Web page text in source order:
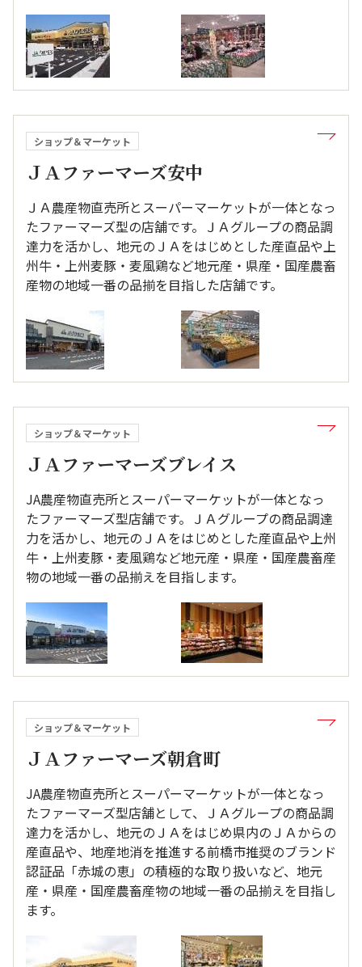
ショップ＆マーケット
ＪＡファーマーズ安中
ＪＡ農産物直売所とスーパーマーケットが一体となっ
たファーマーズ型の店舗です。ＪＡグループの商品調
達力を活かし、地元のＪＡをはじめとした産直品や上
州牛・上州麦豚・麦風鶏など地元産・県産・国産農畜
産物の地域一番の品揃を目指した店舗です。
ショップ＆マーケット
ＪＡファーマーズブレイス
JA農産物直売所とスーパーマーケットが一体となっ
たファーマーズ型店舗です。ＪＡグループの商品調達
力を活かし、地元のＪＡをはじめとした産直品や上州
牛・上州麦豚・麦風鶏など地元産・県産・国産農畜産
物の地域一番の品揃えを目指します。
ショップ＆マーケット
ＪＡファーマーズ朝倉町
JA農産物直売所とスーパーマーケットが一体となっ
たファーマーズ型店舗として、ＪＡグループの商品調
達力を活かし、地元のＪＡをはじめ県内のＪＡからの
産直品や、地産地消を推進する前橋市推奨のブランド
認証品「赤城の恵」の積極的な取り扱いなど、地元
産・県産・国産農畜産物の地域一番の品揃えを目指し
ます。